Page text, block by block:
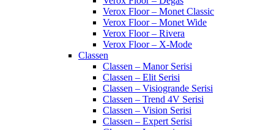
Verox Floor – Monet Classic
Verox Floor – Monet Wide
Verox Floor – Rivera
Verox Floor – X-Mode
Classen
Classen – Manor Serisi
Classen – Elit Serisi
Classen – Visiogrande Serisi
Classen – Trend 4V Serisi
Classen – Vision Serisi
Classen – Expert Serisi